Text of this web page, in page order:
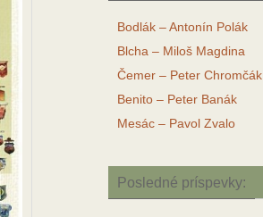
Bodlák – Antonín Polák
Blcha – Miloš Magdina
Čemer – Peter Chromčák
Benito – Peter Banák
Mesác – Pavol Zvalo
Posledné príspevky: